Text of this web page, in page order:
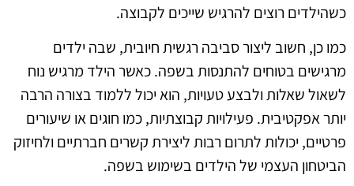
כשהילדים רוצים להרגיש שייכים לקבוצה.
כמו כן, חשוב ליצור סביבה רגשית חיובית, שבה ילדים
מרגישים בטוחים להתנסות בשפה. כאשר הילד מרגיש נוח
לשאול שאלות ולבצע טעויות, הוא יכול ללמוד בצורה הרבה
יותר אפקטיבית. פעילויות קבוצתיות, כמו חוגים או שיעורים
פרטיים, יכולות לתרום רבות ליצירת קשרים חברתיים ולחיזוק
הביטחון העצמי של הילדים בשימוש בשפה.